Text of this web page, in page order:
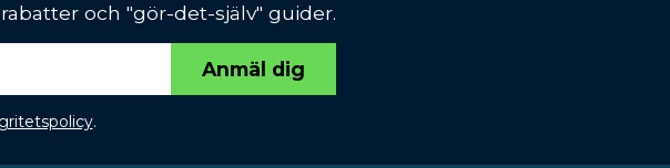
och "gör-det-själv" guider.
Anmäl dig
.